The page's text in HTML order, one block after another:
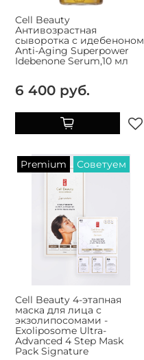
Cell Beauty
Антивозрастная
сыворотка с идебеноном
Anti-Aging Superpower
Idebenone Serum,10 мл
6 400 руб.
Premium Советуем
Cell Beauty 4-этапная
маска для лица с
экзолипосомами -
Exoliposome Ultra-
Advanced 4 Step Mask
Pack Signature